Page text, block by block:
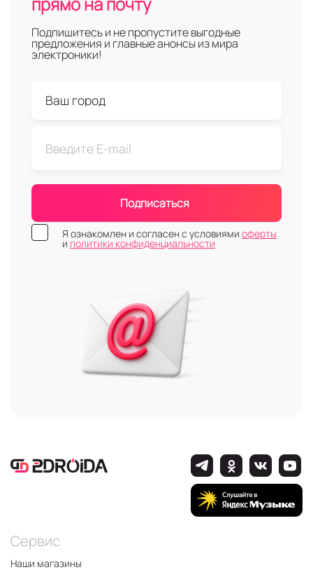
Подпишитесь и не пропустите выгодные
предложения и главные анонсы из мира
электроники!
Подписаться
Я ознакомлен и согласен с условиями оферты
и политики конфиденциальности
Сервис
Наши магазины